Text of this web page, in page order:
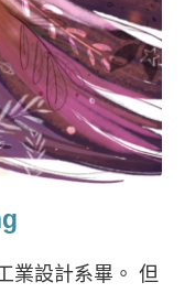
業設計系畢。 但